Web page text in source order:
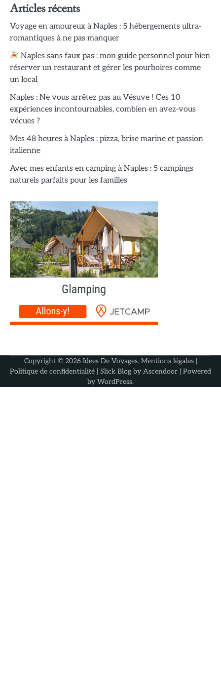
Articles récents
Voyage en amoureux à Naples : 5 hébergements ultra-
romantiques à ne pas manquer
Naples sans faux pas : mon guide personnel pour bien
réserver un restaurant et gérer les pourboires comme
un local
Naples : Ne vous arrêtez pas au Vésuve ! Ces 10
expériences incontournables, combien en avez-vous
vécues ?
Mes 48 heures à Naples : pizza, brise marine et passion
italienne
Avec mes enfants en camping à Naples : 5 campings
naturels parfaits pour les familles
Copyright © 2026 Idees De Voyages. Mentions légales|
Politique de confidentialité | Slick Blog by Ascendoor | Powered
by WordPress.